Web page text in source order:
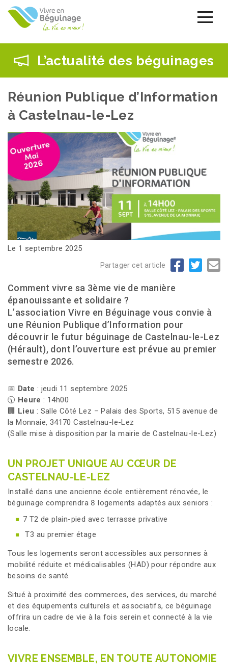
Aller
contenu
L’actualité des béguinages
Réunion Publique d’Information
à Castelnau-le-Lez
Le 1 septembre 2025
Partager cet article
Comment vivre sa 3ème vie de manière
épanouissante et solidaire ?
L’association Vivre en Béguinage vous convie à
une Réunion Publique d’Information pour
découvrir le futur béguinage de Castelnau-le-Lez
(Hérault), dont l’ouverture est prévue au premier
semestre 2026.
📅 Date : jeudi 11 septembre 2025
🕥 Heure : 14h00
🏢 Lieu : Salle Côté Lez – Palais des Sports, 515 avenue de
la Monnaie, 34170 Castelnau-le-Lez
(Salle mise à disposition par la mairie de Castelnau-le-Lez)
UN PROJET UNIQUE AU CŒUR DE
CASTELNAU-LE-LEZ
Installé dans une ancienne école entièrement rénovée, le
béguinage comprendra 8 logements adaptés aux seniors :
7 T2 de plain-pied avec terrasse privative
T3 au premier étage
Tous les logements seront accessibles aux personnes à
mobilité réduite et médicalisables (HAD) pour répondre aux
besoins de santé.
Situé à proximité des commerces, des services, du marché
et des équipements culturels et associatifs, ce béguinage
offrira un cadre de vie à la fois serein et connecté à la vie
locale.
VIVRE ENSEMBLE, EN TOUTE AUTONOMIE